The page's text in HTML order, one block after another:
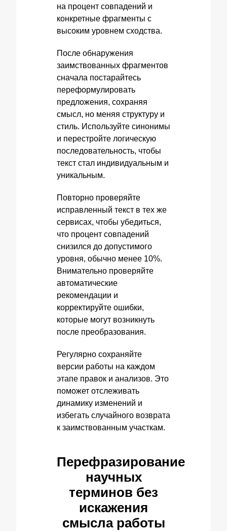
на процент совпадений и
конкретные фрагменты с
высоким уровнем сходства.
После обнаружения
заимствованных фрагментов
сначала постарайтесь
переформулировать
предложения, сохраняя
смысл, но меняя структуру и
стиль. Используйте синонимы
и перестройте логическую
последовательность, чтобы
текст стал индивидуальным и
уникальным.
Повторно проверяйте
исправленный текст в тех же
сервисах, чтобы убедиться,
что процент совпадений
снизился до допустимого
уровня, обычно менее 10%.
Внимательно проверяйте
автоматические
рекомендации и
корректируйте ошибки,
которые могут возникнуть
после преобразования.
Регулярно сохраняйте
версии работы на каждом
этапе правок и анализов. Это
поможет отслеживать
динамику изменений и
избегать случайного возврата
к заимствованным участкам.
Перефразирование
научных
терминов без
искажения
смысла работы